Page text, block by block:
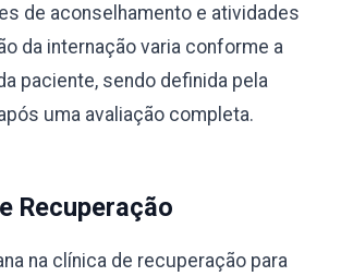
de aconselhamento e atividades
da internação varia conforme a
paciente, sendo definida pela
uma avaliação completa.
Recuperação
na clínica de recuperação para